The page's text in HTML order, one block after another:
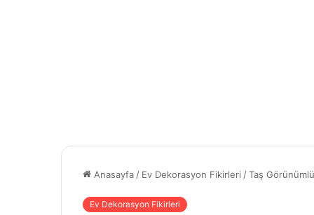
Anasayfa / Ev Dekorasyon Fikirleri /Taş
Ev Dekorasyon Fikirleri